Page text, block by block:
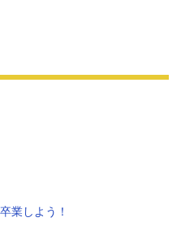
業しよう！